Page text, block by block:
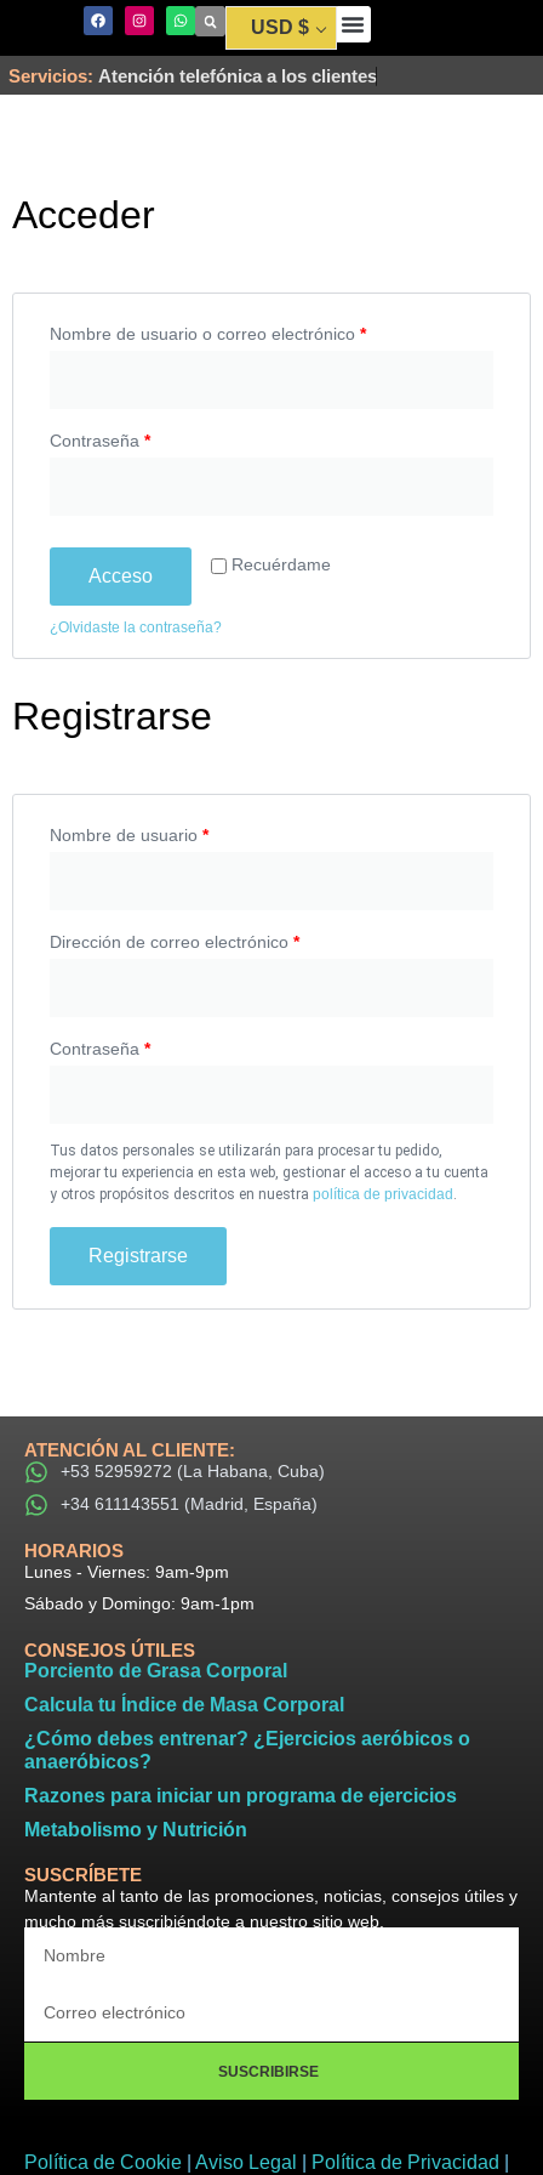
USD $
Servicios: Atención telefónica a los clientes
Acceder
Nombre de usuario o correo electrónico *
Contraseña *
Recuérdame
Acceso
¿Olvidaste la contraseña?
Registrarse
Nombre de usuario *
Dirección de correo electrónico *
Contraseña *
Tus datos personales se utilizarán para procesar tu pedido,
mejorar tu experiencia en esta web, gestionar el acceso a tu cuenta
y otros propósitos descritos en nuestra política de privacidad .
Registrarse
ATENCIÓN AL CLIENTE:
+53 52959272 (La Habana, Cuba)
+34 611143551 (Madrid, España)
HORARIOS​
Lunes - Viernes: 9am-9pm​
Sábado y Domingo: 9am-1pm
CONSEJOS ÚTILES
Porciento de Grasa Corporal
Calcula tu Índice de Masa Corporal
¿Cómo debes entrenar? ¿Ejercicios aeróbicos o
anaeróbicos?
Razones para iniciar un programa de ejercicios
Metabolismo y Nutrición
SUSCRÍBETE
Mantente al tanto de las promociones, noticias, consejos útiles y
mucho más suscribiéndote a nuestro sitio web.
SUSCRIBIRSE
Política de Cookie Aviso Legal Política de Privacidad